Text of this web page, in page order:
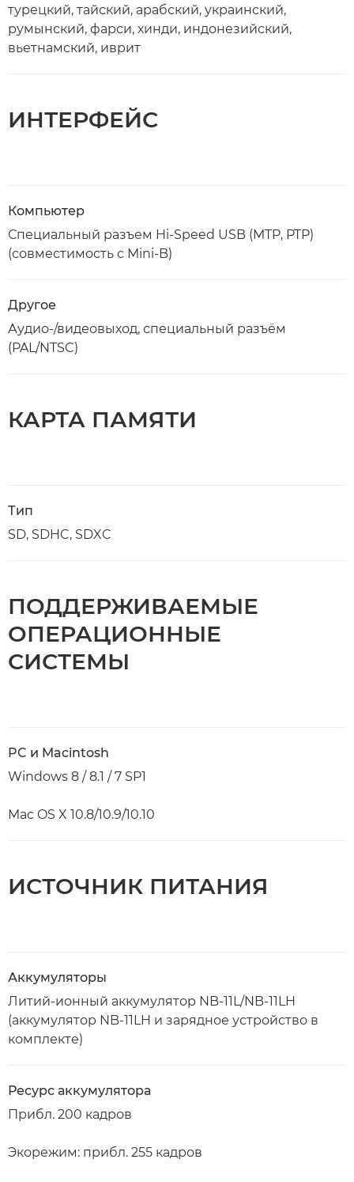
турецкий, тайский, арабский, украинский,
румынский, фарси, хинди, индонезийский,
вьетнамский, иврит
ИНТЕРФЕЙС
Компьютер
Специальный разъем Hi-Speed USB (MTP, PTP)
(совместимость с Mini-B)
Другое
Аудио-/видеовыход, специальный разъём
(PAL/NTSC)
КАРТА ПАМЯТИ
Тип
SD, SDHC, SDXC
ПОДДЕРЖИВАЕМЫЕ
ОПЕРАЦИОННЫЕ
СИСТЕМЫ
PC и Macintosh
Windows 8 / 8.1 / 7 SP1
Mac OS X 10.8/10.9/10.10
ИСТОЧНИК ПИТАНИЯ
Аккумуляторы
Литий-ионный аккумулятор NB-11L/NB-11LH
(аккумулятор NB-11LH и зарядное устройство в
комплекте)
Ресурс аккумулятора
Прибл. 200 кадров
Экорежим: прибл. 255 кадров